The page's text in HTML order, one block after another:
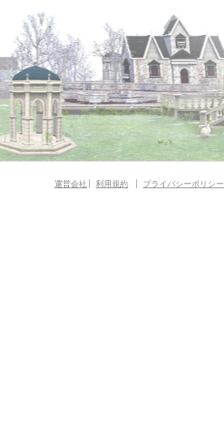
運営会社 利用規約 プライバシーポリシー